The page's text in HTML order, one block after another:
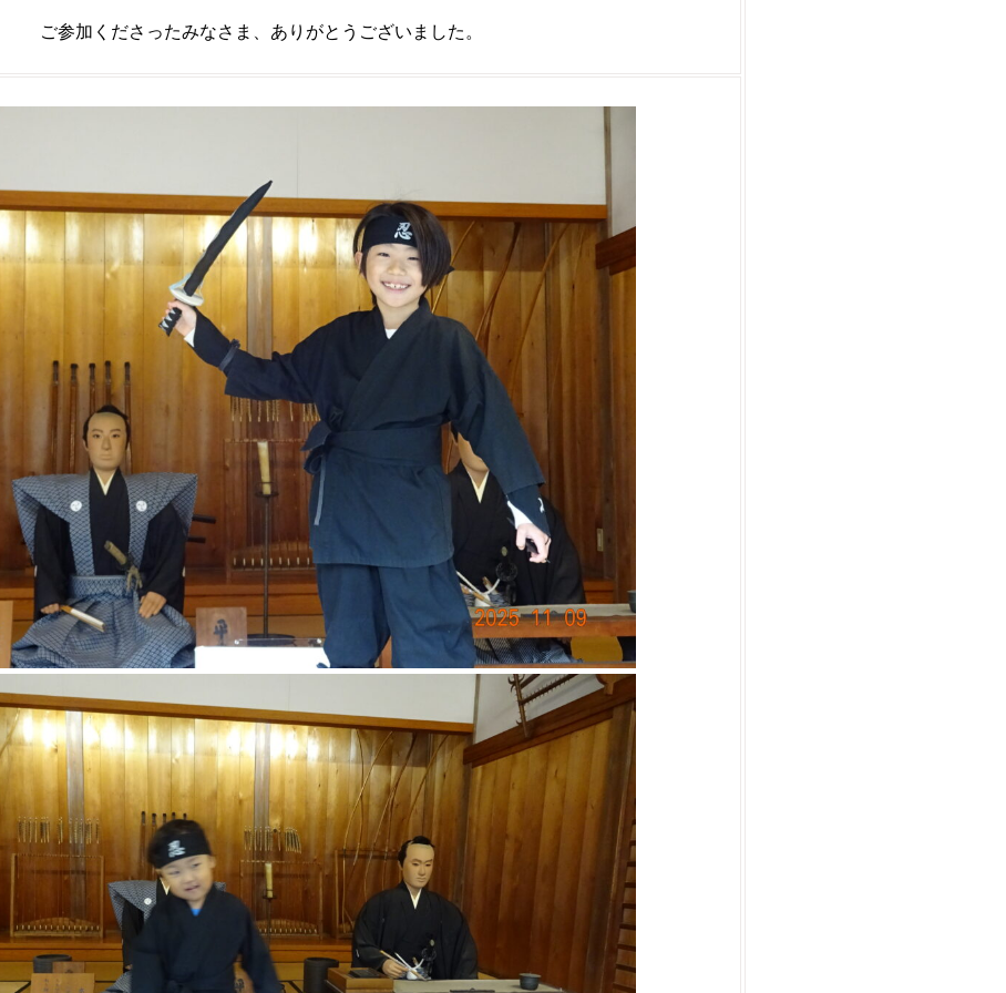
ご参加くださったみなさま、ありがとうございました。